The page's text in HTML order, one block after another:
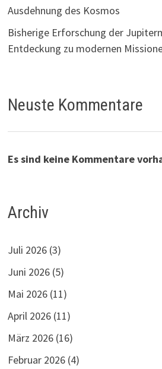
Ausdehnung des Kosmos
Bisherige Erforschung der
Entdeckung zu modernen
Neuste Kommentare
Es sind keine Kommentare
Archiv
Juli 2026 (3)
Juni 2026 (5)
Mai 2026 (11)
April 2026 (11)
März 2026 (16)
Februar 2026 (4)